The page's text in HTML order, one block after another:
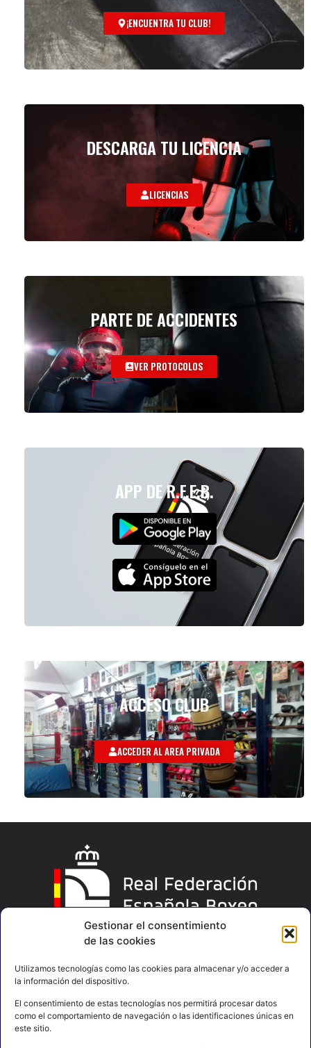
Gestionar el consentimiento
de las cookies
Utilizamos tecnologías como las cookies para almacenar y/o acceder a
la información del dispositivo.
El consentimiento de estas tecnologías nos permitirá procesar datos
como el comportamiento de navegación o las identificaciones únicas en
este sitio.
¡ENCUENTRA TU CLUB!
DESCARGA TU LICENCIA
LICENCIAS
PARTE DE ACCIDENTES
VER PROTOCOLOS
APP DE R.F.E.B.
ACCESO CLUB
ACCEDER AL AREA PRIVADA